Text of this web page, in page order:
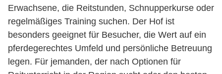
Erwachsene, die Reitstunden, Schnupperkurse oder
regelmäßiges Training suchen. Der Hof ist
besonders geeignet für Besucher, die Wert auf ein
pferdegerechtes Umfeld und persönliche Betreuung
legen. Für jemanden, der nach Optionen für